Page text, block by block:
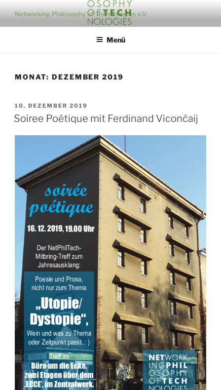
Inhalt
springen
Networking Philosophy of Technologies e.V.
Menü
MONAT: DEZEMBER 2019
VERÖFFENTLICHT
AM
10. DEZEMBER 2019
Soiree Poétique mit Ferdinand Vicončaij